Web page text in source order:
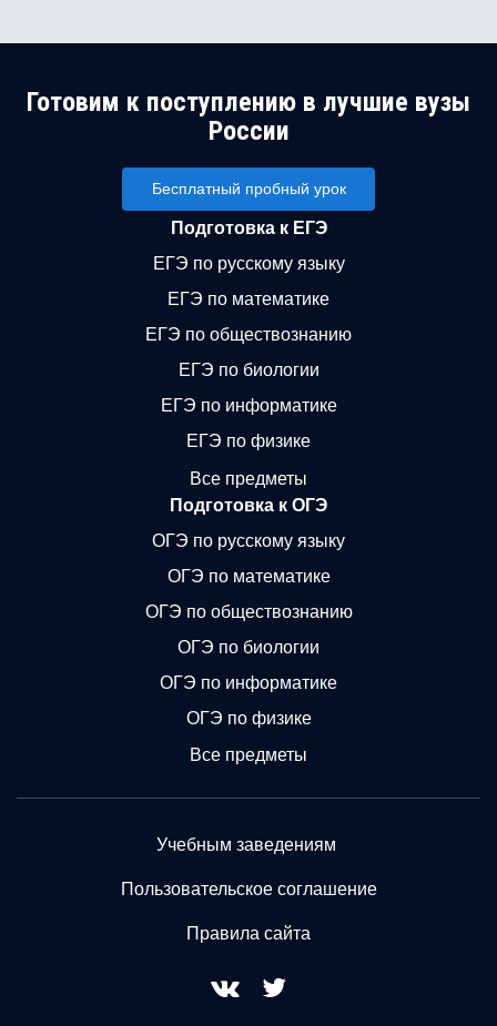
Готовим к поступлению в лучшие вузы
России
Бесплатный пробный урок
Подготовка к ЕГЭ
ЕГЭ по русскому языку
ЕГЭ по математике
ЕГЭ по обществознанию
ЕГЭ по биологии
ЕГЭ по информатике
ЕГЭ по физике
Все предметы
Подготовка к ОГЭ
ОГЭ по русскому языку
ОГЭ по математике
ОГЭ по обществознанию
ОГЭ по биологии
ОГЭ по информатике
ОГЭ по физике
Все предметы
Учебным заведениям
Пользовательское соглашение
Правила сайта